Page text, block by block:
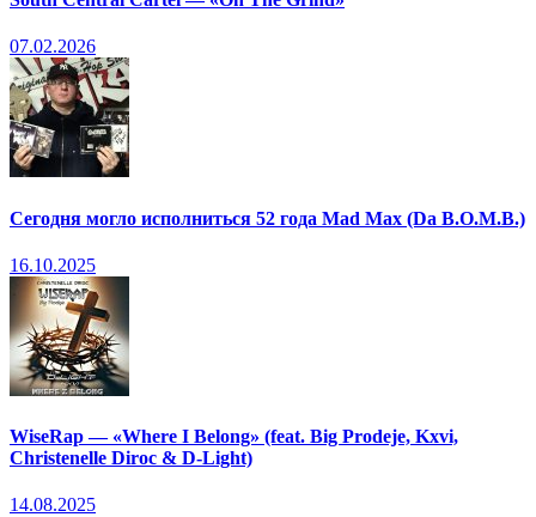
07.02.2026
Сегодня могло исполниться 52 года Mad Max (Da B.O.M.B.)
16.10.2025
WiseRap — «Where I Belong» (feat. Big Prodeje, Kxvi,
Christenelle Diroc & D-Light)
14.08.2025